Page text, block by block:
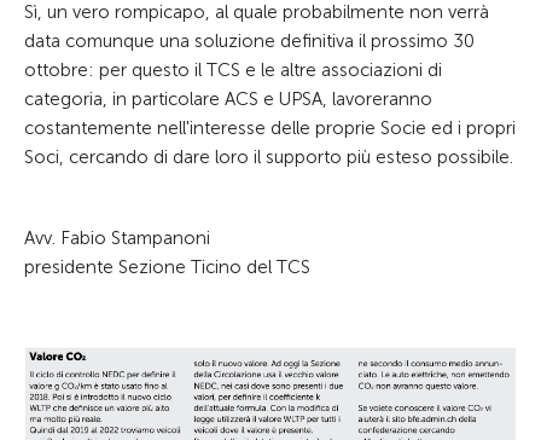
Sì, un vero rompicapo, al quale probabilmente non verrà
data comunque una soluzione definitiva il prossimo 30
ottobre: per questo il TCS e le altre associazioni di
categoria, in particolare ACS e UPSA, lavoreranno
costantemente nell'interesse delle proprie Socie ed i propri
Soci, cercando di dare loro il supporto più esteso possibile.
Avv. Fabio Stampanoni
presidente Sezione Ticino del TCS